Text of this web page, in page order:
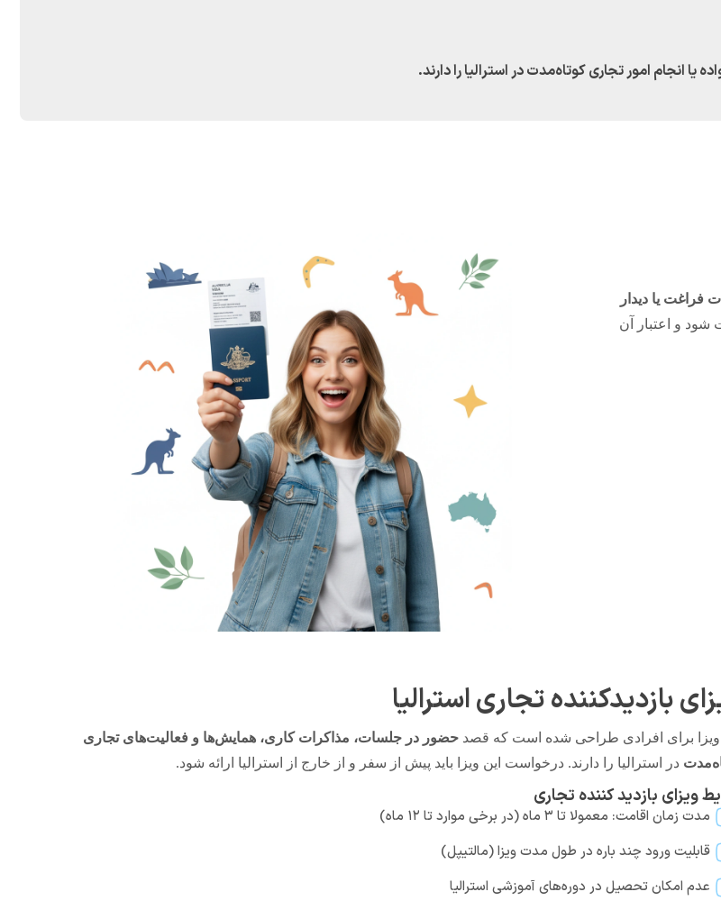
فراغت یا دیدار
شود و اعتبار آن
بازدیدکننده تجاری استرالیا
ویزا برای افرادی طراحی شده است که قصد حضور در جلسات، مذاکرات کاری، همایش‌ها و فعالیت‌های تجاری
در استرالیا را دارند. درخواست این ویزا باید پیش از سفر و از خارج از استرالیا ارائه شود.
ویزای بازدید کننده تجاری
مدت زمان اقامت: معمولا تا ۳ ماه (در برخی موارد تا ۱۲ ماه)
قابلیت ورود چند باره در طول مدت ویزا (مالتیپل)
عدم امکان تحصیل در دوره‌های آموزشی استرالیا